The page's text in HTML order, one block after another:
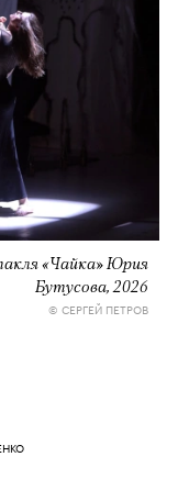
«Чайка» Юрия
Бутусова, 2026
© СЕРГЕЙ ПЕТРОВ